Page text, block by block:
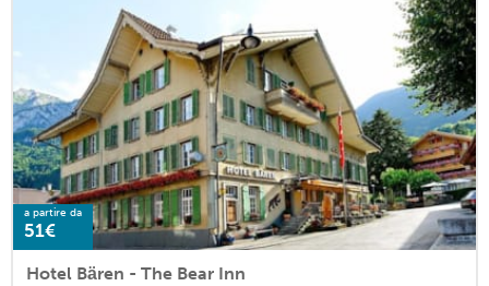
a partire da
51€
Hotel Bären - The Bear Inn